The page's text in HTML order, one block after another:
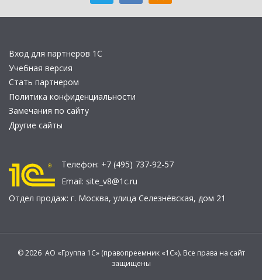
Вход для партнеров 1С
Учебная версия
Стать партнером
Политика конфиденциальности
Замечания по сайту
Другие сайты
Телефон: +7 (495) 737-92-57
Email: site_v8@1c.ru
Отдел продаж: г. Москва, улица Селезнёвская, дом 21
© 2026 АО «Группа 1С» (правопреемник «1С»). Все права на сайт
защищены